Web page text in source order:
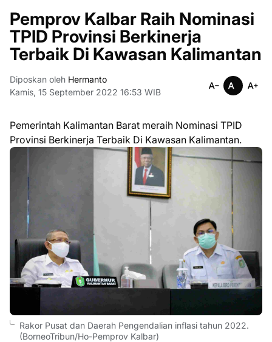
Pemprov Kalbar Raih Nominasi
TPID Provinsi Berkinerja
Terbaik Di Kawasan Kalimantan
Diposkan oleh Hermanto
Kamis, 15 September 2022 16:53 WIB
Pemerintah Kalimantan Barat meraih Nominasi TPID
Provinsi Berkinerja Terbaik Di Kawasan Kalimantan.
Rakor Pusat dan Daerah Pengendalian inflasi tahun 2022.
(BorneoTribun/Ho-Pemprov Kalbar)